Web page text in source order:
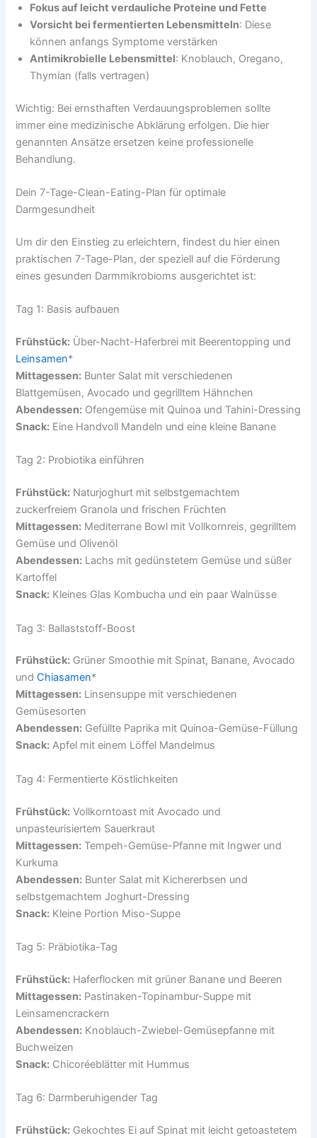
Fokus auf leicht verdauliche Proteine und Fette
Vorsicht bei fermentierten Lebensmitteln: Diese
können anfangs Symptome verstärken
Antimikrobielle Lebensmittel: Knoblauch, Oregano,
Thymian (falls vertragen)
Wichtig: Bei ernsthaften Verdauungsproblemen sollte
immer eine medizinische Abklärung erfolgen. Die hier
genannten Ansätze ersetzen keine professionelle
Behandlung.
Dein 7-Tage-Clean-Eating-Plan für optimale
Darmgesundheit
Um dir den Einstieg zu erleichtern, findest du hier einen
praktischen 7-Tage-Plan, der speziell auf die Förderung
eines gesunden Darmmikrobioms ausgerichtet ist:
Tag 1: Basis aufbauen
Frühstück: Über-Nacht-Haferbrei mit Beerentopping und
Leinsamen*
Mittagessen: Bunter Salat mit verschiedenen
Blattgemüsen, Avocado und gegrilltem Hähnchen
Abendessen: Ofengemüse mit Quinoa und Tahini-Dressing
Snack: Eine Handvoll Mandeln und eine kleine Banane
Tag 2: Probiotika einführen
Frühstück: Naturjoghurt mit selbstgemachtem
zuckerfreiem Granola und frischen Früchten
Mittagessen: Mediterrane Bowl mit Vollkornreis, gegrilltem
Gemüse und Olivenöl
Abendessen: Lachs mit gedünstetem Gemüse und süßer
Kartoffel
Snack: Kleines Glas Kombucha und ein paar Walnüsse
Tag 3: Ballaststoff-Boost
Frühstück: Grüner Smoothie mit Spinat, Banane, Avocado
undChiasamen*
Mittagessen: Linsensuppe mit verschiedenen
Gemüsesorten
Abendessen: Gefüllte Paprika mit Quinoa-Gemüse-Füllung
Snack: Apfel mit einem Löffel Mandelmus
Tag 4: Fermentierte Köstlichkeiten
Frühstück: Vollkorntoast mit Avocado und
unpasteurisiertem Sauerkraut
Mittagessen: Tempeh-Gemüse-Pfanne mit Ingwer und
Kurkuma
Abendessen: Bunter Salat mit Kichererbsen und
selbstgemachtem Joghurt-Dressing
Snack: Kleine Portion Miso-Suppe
Tag 5: Präbiotika-Tag
Frühstück: Haferflocken mit grüner Banane und Beeren
Mittagessen: Pastinaken-Topinambur-Suppe mit
Leinsamencrackern
Abendessen: Knoblauch-Zwiebel-Gemüsepfanne mit
Buchweizen
Snack: Chicoréeblätter mit Hummus
Tag 6: Darmberuhigender Tag
Frühstück: Gekochtes Ei auf Spinat mit leicht getoastetem